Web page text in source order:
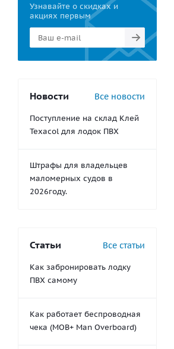
Узнавайте о скидках и
акциях первым
Новости Все новости
Поступление на склад Клей
Texacol для лодок ПВХ
Штрафы для владельцев
маломерных судов в
2026году.
Статьи Все статьи
Как забронировать лодку
ПВХ самому
Как работает беспроводная
чека (MOB+ Man Overboard)